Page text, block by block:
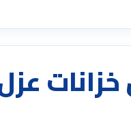
0533334179